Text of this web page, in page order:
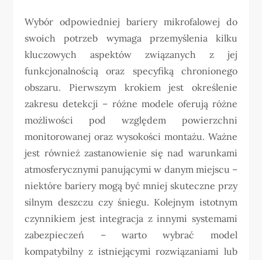
Wybór odpowiedniej bariery mikrofalowej do
swoich potrzeb wymaga przemyślenia kilku
kluczowych aspektów związanych z jej
funkcjonalnością oraz specyfiką chronionego
obszaru. Pierwszym krokiem jest określenie
zakresu detekcji – różne modele oferują różne
możliwości pod względem powierzchni
monitorowanej oraz wysokości montażu. Ważne
jest również zastanowienie się nad warunkami
atmosferycznymi panującymi w danym miejscu –
niektóre bariery mogą być mniej skuteczne przy
silnym deszczu czy śniegu. Kolejnym istotnym
czynnikiem jest integracja z innymi systemami
zabezpieczeń – warto wybrać model
kompatybilny z istniejącymi rozwiązaniami lub